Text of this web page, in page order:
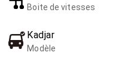
Boite de vitesses
Kadjar
Modèle